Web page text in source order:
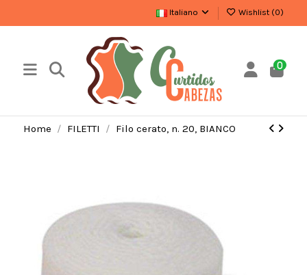
Italiano Wishlist (0)
0
Home FILETTI Filo cerato, n. 20, BIANCO